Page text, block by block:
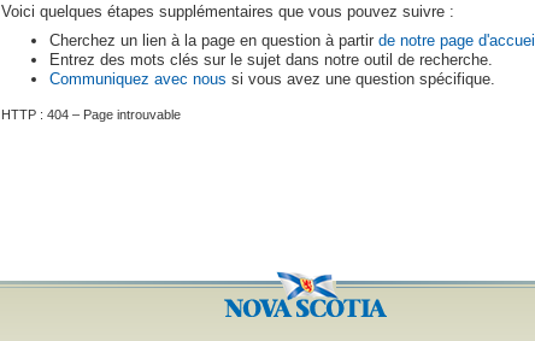
Voici quelques étapes supplémentaires que vous pouvez suivre :
Cherchez un lien à la page en question à partir de notre page d'accueil
Entrez des mots clés sur le sujet dans notre outil de recherche.
Communiquez avec nous si vous avez une question spécifique.
HTTP : 404 – Page introuvable